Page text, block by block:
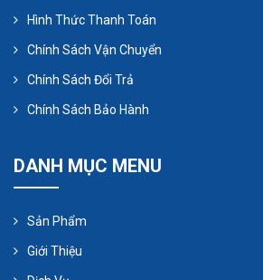
Hình Thức Thanh Toán
Chính Sách Vận Chuyển
Chính Sách Đổi Trả
Chính Sách Bảo Hành
DANH MỤC MENU
Sản Phẩm
Giới Thiệu